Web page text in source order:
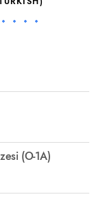
(O-1A)